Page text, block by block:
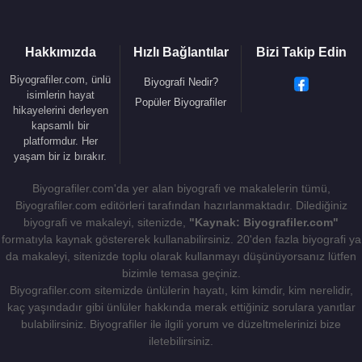
Kaynak:Biyografiler.com
Hakkımızda
Biyografiler.com, ünlü
isimlerin hayat
hikayelerini derleyen
kapsamlı bir
platformdur. Her
yaşam bir iz bırakır.
Hızlı Bağlantılar
Biyografi Nedir?
Popüler Biyografiler
Bizi Takip Edin
Biyografiler.com'da yer alan biyografi ve makalelerin tümü,
Biyografiler.com editörleri tarafından hazırlanmaktadır. Dilediğiniz
biyografi ve makaleyi, sitenizde, "Kaynak: Biyografiler.com"
formatıyla kaynak göstererek kullanabilirsiniz. 20'den fazla biyografi ya
da makaleyi, sitenizde toplu olarak kullanmayı düşünüyorsanız lütfen
bizimle temasa geçiniz.
Biyografiler.com sitemizde ünlülerin hayatı, kim kimdir, kim nerelidir,
kaç yaşındadır gibi ünlüler hakkında merak ettiğiniz sorulara yanıtlar
bulabilirsiniz. Biyografiler ile ilgili yorum ve düzeltmelerinizi bize
iletebilirsiniz.